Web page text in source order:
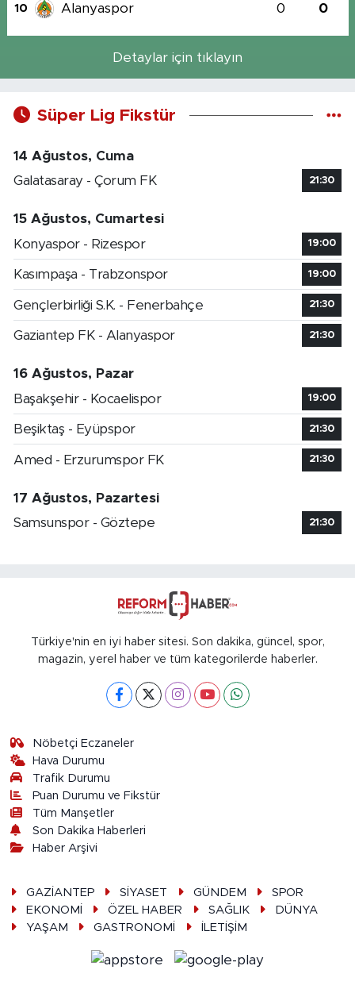
10 Alanyaspor 0 0
Detaylar için tıklayın
Süper Lig Fikstür
14 Ağustos, Cuma
Galatasaray - Çorum FK
21:30
15 Ağustos, Cumartesi
Konyaspor - Rizespor
19:00
Kasımpaşa - Trabzonspor 19:00
Gençlerbirliği S.K. - Fenerbahçe 21:30
Gaziantep FK - Alanyaspor 21:30
16 Ağustos, Pazar
Başakşehir - Kocaelispor
19:00
Beşiktaş - Eyüpspor 21:30
Amed - Erzurumspor FK 21:30
17 Ağustos, Pazartesi
Samsunspor - Göztepe
21:30
Türkiye'nin en iyi haber sitesi. Son dakika, güncel, spor,
magazin, yerel haber ve tüm kategorilerde haberler.
Nöbetçi Eczaneler
Hava Durumu
Trafik Durumu
Puan Durumu ve Fikstür
Tüm Manşetler
Son Dakika Haberleri
Haber Arşivi
GAZİANTEP SİYASET GÜNDEM
SPOR
EKONOMİ
ÖZEL HABER SAĞLIK
DÜNYA
YAŞAM
GASTRONOMİ İLETİŞİM